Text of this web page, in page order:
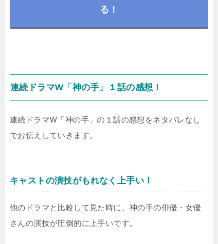
る！
連続ドラマW「神の手」１話の感想！
連続ドラマW「神の手」の１話の感想をネタバレなし
でお伝えしていきます。
キャストの演技がもれなく上手い！
他のドラマと比較して見た時に、神の手の俳優・女優
さんの演技が圧倒的に上手いです。